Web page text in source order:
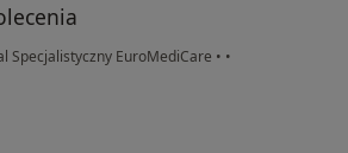
Specjalistyczny EuroMediCare • •